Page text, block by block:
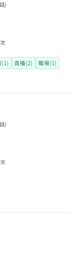
話)
次
(1) 直播(2)
職場(1)
話)
次